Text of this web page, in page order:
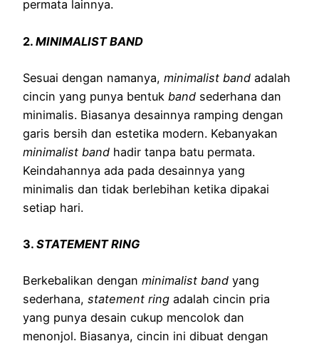
permata lainnya.
2. MINIMALIST BAND
Sesuai dengan namanya, minimalist band adalah
cincin yang punya bentuk band sederhana dan
minimalis. Biasanya desainnya ramping dengan
garis bersih dan estetika modern. Kebanyakan
minimalist band hadir tanpa batu permata.
Keindahannya ada pada desainnya yang
minimalis dan tidak berlebihan ketika dipakai
setiap hari.
3. STATEMENT RING
Berkebalikan dengan minimalist band yang
sederhana, statement ring adalah cincin pria
yang punya desain cukup mencolok dan
menonjol. Biasanya, cincin ini dibuat dengan